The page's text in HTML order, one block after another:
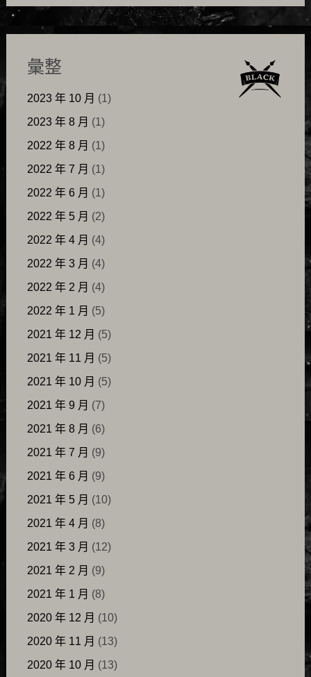
彙整
2023 年 10 月 (1)
2023 年 8 月 (1)
2022 年 8 月 (1)
2022 年 7 月 (1)
2022 年 6 月 (1)
2022 年 5 月 (2)
2022 年 4 月 (4)
2022 年 3 月 (4)
2022 年 2 月 (4)
2022 年 1 月 (5)
2021 年 12 月 (5)
2021 年 11 月 (5)
2021 年 10 月 (5)
2021 年 9 月 (7)
2021 年 8 月 (6)
2021 年 7 月 (9)
2021 年 6 月 (9)
2021 年 5 月 (10)
2021 年 4 月 (8)
2021 年 3 月 (12)
2021 年 2 月 (9)
2021 年 1 月 (8)
2020 年 12 月 (10)
2020 年 11 月 (13)
2020 年 10 月 (13)